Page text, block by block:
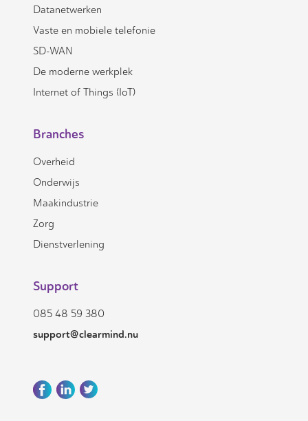
Datanetwerken
Vaste en mobiele telefonie
SD-WAN
De moderne werkplek
Internet of Things (IoT)
Branches
Overheid
Onderwijs
Maakindustrie
Zorg
Dienstverlening
Support
085 48 59 380
support@clearmind.nu